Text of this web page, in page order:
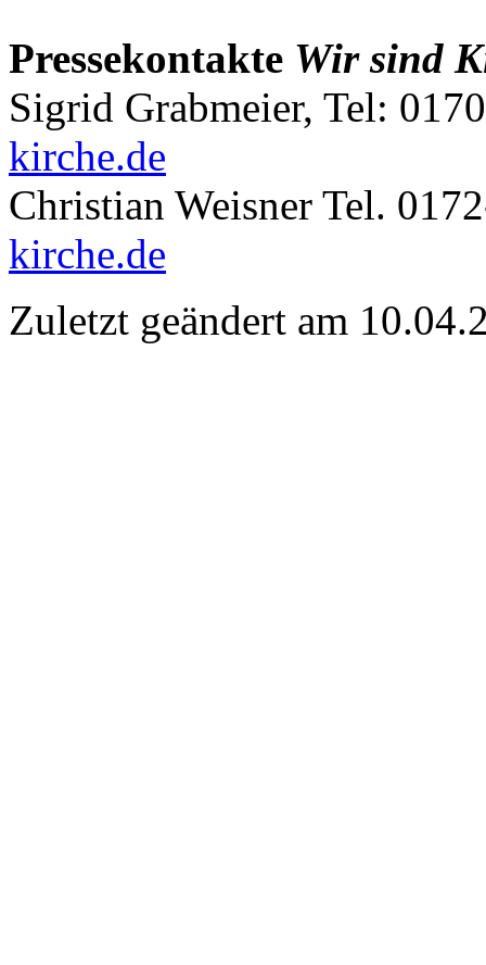
Pressekontakte Wir sind
Sigrid Grabmeier, Tel:
kirche.de
Christian Weisner Tel.
kirche.de
Zuletzt geändert am